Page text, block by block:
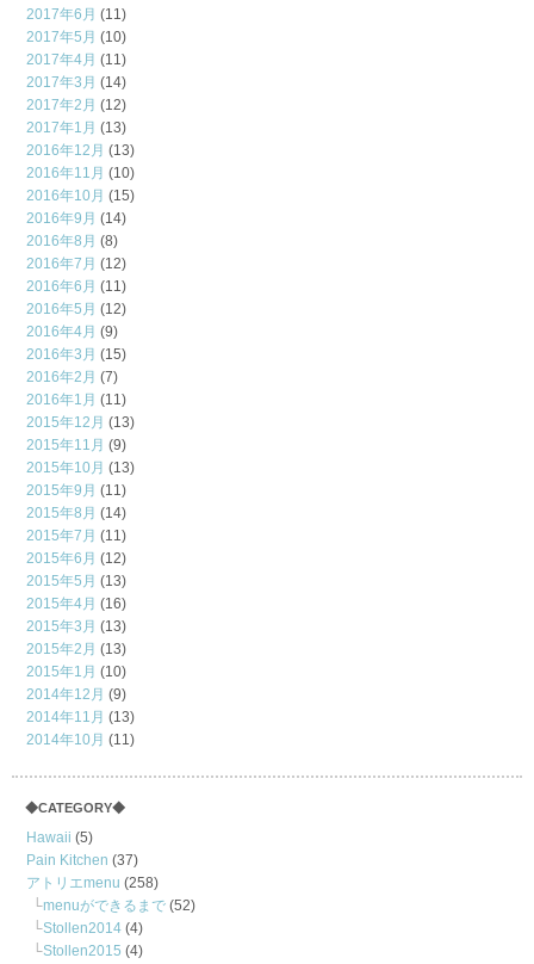
2017年6月 (11)
2017年5月 (10)
2017年4月 (11)
2017年3月 (14)
2017年2月 (12)
2017年1月 (13)
2016年12月 (13)
2016年11月 (10)
2016年10月 (15)
2016年9月 (14)
2016年8月 (8)
2016年7月 (12)
2016年6月 (11)
2016年5月 (12)
2016年4月 (9)
2016年3月 (15)
2016年2月 (7)
2016年1月 (11)
2015年12月 (13)
2015年11月 (9)
2015年10月 (13)
2015年9月 (11)
2015年8月 (14)
2015年7月 (11)
2015年6月 (12)
2015年5月 (13)
2015年4月 (16)
2015年3月 (13)
2015年2月 (13)
2015年1月 (10)
2014年12月 (9)
2014年11月 (13)
2014年10月 (11)
◆CATEGORY◆
Hawaii (5)
Pain Kitchen (37)
アトリエmenu (258)
menuができるまで (52)
Stollen2014 (4)
Stollen2015 (4)